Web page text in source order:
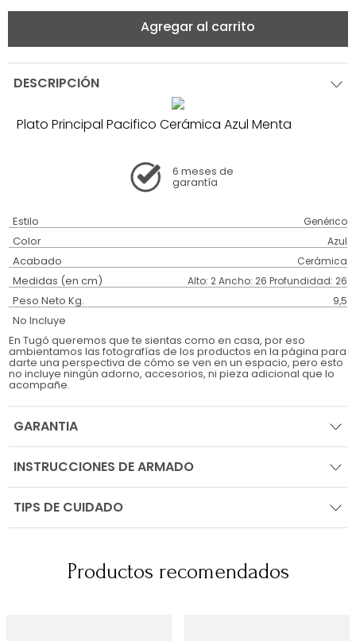
Agregar al carrito
DESCRIPCIÓN
Plato Principal Pacifico Cerámica Azul Menta
6 meses de
garantía
Estilo Genérico
Color Azul
Acabado Cerámica
Medidas (en cm) Alto: 2 Ancho: 26 Profundidad: 26
Peso Neto Kg. 9,5
No Incluye
En Tugó queremos que te sientas como en casa, por eso
ambientamos las fotografías de los productos en la página para
darte una perspectiva de cómo se ven en un espacio, pero esto
no incluye ningún adorno, accesorios, ni pieza adicional que lo
acompañe.
GARANTIA
INSTRUCCIONES DE ARMADO
TIPS DE CUIDADO
Productos recomendados